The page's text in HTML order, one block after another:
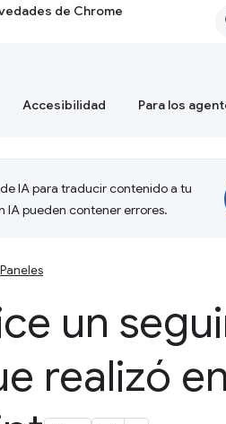
de Chrome
Accesibilidad Para los
IA para traducir contenido a tu
IA pueden contener errores.
Paneles
un
realizó